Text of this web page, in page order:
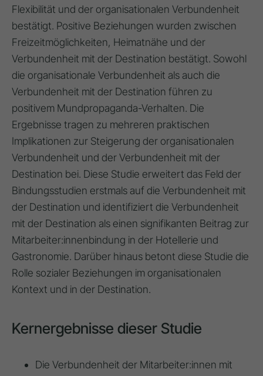
Flexibilität und der organisationalen Verbundenheit
bestätigt. Positive Beziehungen wurden zwischen
Freizeitmöglichkeiten, Heimatnähe und der
Verbundenheit mit der Destination bestätigt. Sowohl
die organisationale Verbundenheit als auch die
Verbundenheit mit der Destination führen zu
positivem Mundpropaganda-Verhalten. Die
Ergebnisse tragen zu mehreren praktischen
Implikationen zur Steigerung der organisationalen
Verbundenheit und der Verbundenheit mit der
Destination bei. Diese Studie erweitert das Feld der
Bindungsstudien erstmals auf die Verbundenheit mit
der Destination und identifiziert die Verbundenheit
mit der Destination als einen signifikanten Beitrag zur
Mitarbeiter:innenbindung in der Hotellerie und
Gastronomie. Darüber hinaus betont diese Studie die
Rolle sozialer Beziehungen im organisationalen
Kontext und in der Destination.
Kernergebnisse dieser Studie
Die Verbundenheit der Mitarbeiter:innen mit